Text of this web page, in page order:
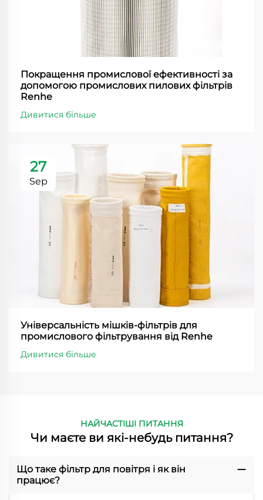
Покращення промислової ефективності за
допомогою промислових пилових фільтрів
Renhe
Дивитися більше
27
Sep
Універсальність мішків-фільтрів для
промислового фільтрування від Renhe
Дивитися більше
НАЙЧАСТІШІ ПИТАННЯ
Чи маєте ви які-небудь питання?
Що таке фільтр для повітря і як він
працює?